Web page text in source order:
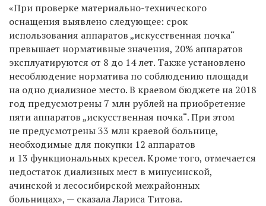
«При проверке материально-технического
оснащения выявлено следующее: срок
использования аппаратов „искусственная почка“
превышает нормативные значения, 20% аппаратов
эксплуатируются от 8 до 14 лет. Также установлено
несоблюдение норматива по соблюдению площади
на одно диализное место. В краевом бюджете на 2018
год предусмотрены 7 млн рублей на приобретение
пяти аппаратов „искусственная почка“. При этом
не предусмотрены 33 млн краевой больнице,
необходимые для покупки 12 аппаратов
и 13 функциональных кресел. Кроме того, отмечается
недостаток диализных мест в минусинской,
ачинской и лесосибирской межрайонных
больницах», — сказала Лариса Титова.